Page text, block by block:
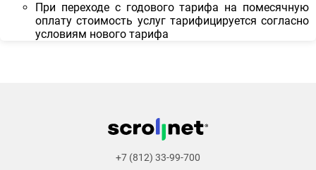
При переходе с годового тарифа на помесячную
оплату стоимость услуг тарифицируется согласно
условиям нового тарифа
+7 (812) 33-99-700